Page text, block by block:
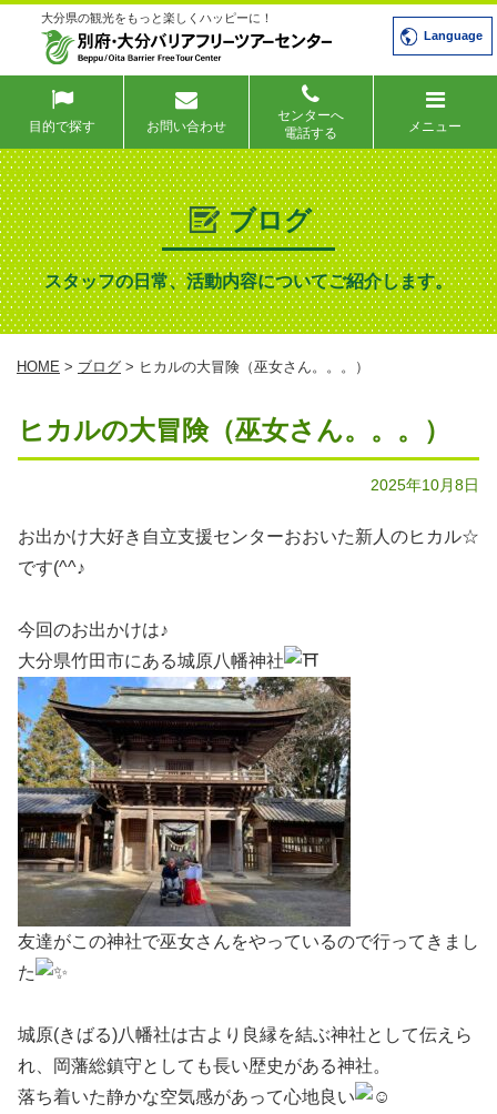
大分県の観光をもっと楽しくハッピーに！
Language
目的で探す お問い合わせ
センターへ
電話する
メニュー
ブログ
スタッフの日常、活動内容についてご紹介します。
HOME > ブログ > ヒカルの大冒険（巫女さん。。。）
ヒカルの大冒険（巫女さん。。。）
2025年10月8日
お出かけ大好き自立支援センターおおいた新人のヒカル☆
です(^^♪
今回のお出かけは♪
大分県竹田市にある城原八幡神社
友達がこの神社で巫女さんをやっているので行ってきまし
た
城原(きばる)八幡社は古より良縁を結ぶ神社として伝えら
れ、岡藩総鎮守としても長い歴史がある神社。
落ち着いた静かな空気感があって心地良い